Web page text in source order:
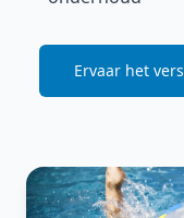
Ervaar het